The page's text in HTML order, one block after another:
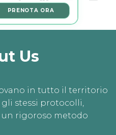
Us
in tutto il territorio
stessi protocolli,
un rigoroso metodo
PRENOTA ORA